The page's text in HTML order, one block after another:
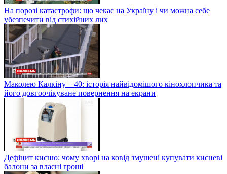
На порозі катастрофи: що чекає на Україну і чи можна себе
убезпечити від стихійних лих
Маколею Калкіну – 40: історія найвідомішого кінохлопчика та
його довгоочікуване повернення на екрани
Дефіцит кисню: чому хворі на ковід змушені купувати кисневі
балони за власні гроші